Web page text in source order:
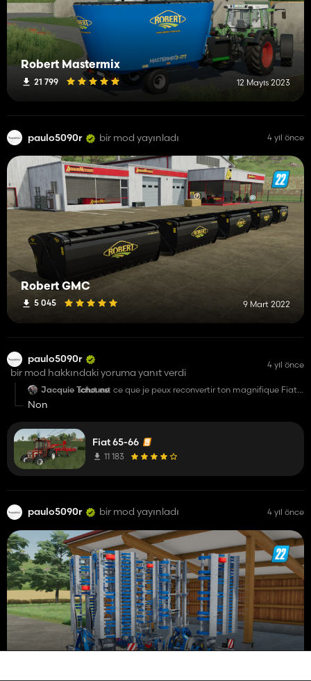
Robert Mastermix
21 799 12 Mayıs 2023
paulo5090r bir mod yayınladı 4 yıl önce
Robert GMC
5 045 9 Mart 2022
paulo5090r
bir mod hakkındaki yoruma yanıt verdi
4 yıl önce
Jacquie Tchounesalut est ce que je peux reconvertir ton magnifique Fiat
Non
Fiat 65-66
11 183
paulo5090r bir mod yayınladı 4 yıl önce
10 Şubat 2022